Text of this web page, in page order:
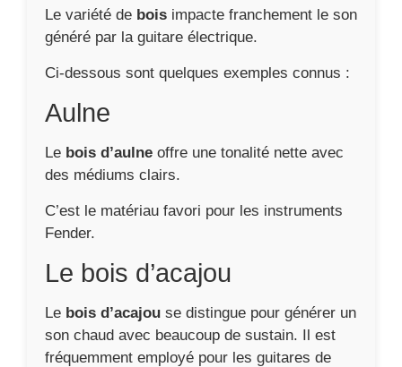
Le variété de bois impacte franchement le son
généré par la guitare électrique.
Ci-dessous sont quelques exemples connus :
Aulne
Le bois d’aulne offre une tonalité nette avec
des médiums clairs.
C’est le matériau favori pour les instruments
Fender.
Le bois d’acajou
Le bois d’acajou se distingue pour générer un
son chaud avec beaucoup de sustain. Il est
fréquemment employé pour les guitares de